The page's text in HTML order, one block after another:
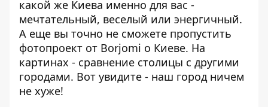
какой же Киева именно для вас -
мечтательный, веселый или энергичный.
А еще вы точно не сможете пропустить
фотопроект от Borjomi о Киеве. На
картинах - сравнение столицы с другими
городами. Вот увидите - наш город ничем
не хуже!